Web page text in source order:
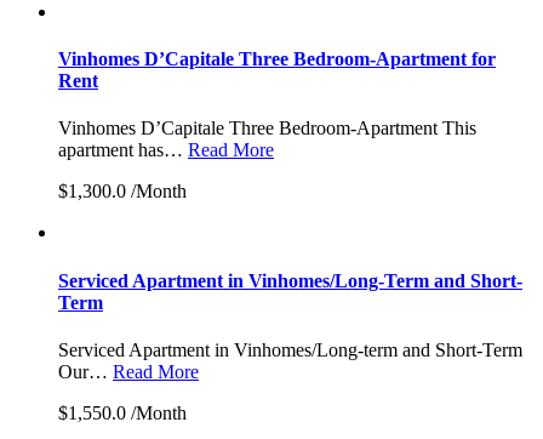
Vinhomes D’Capitale Three Bedroom-Apartment for
Rent
Vinhomes D’Capitale Three Bedroom-Apartment This
apartment has… Read More
$1,300.0 /Month
Serviced Apartment in Vinhomes/Long-Term and Short-
Term
Serviced Apartment in Vinhomes/Long-term and Short-Term
Our… Read More
$1,550.0 /Month